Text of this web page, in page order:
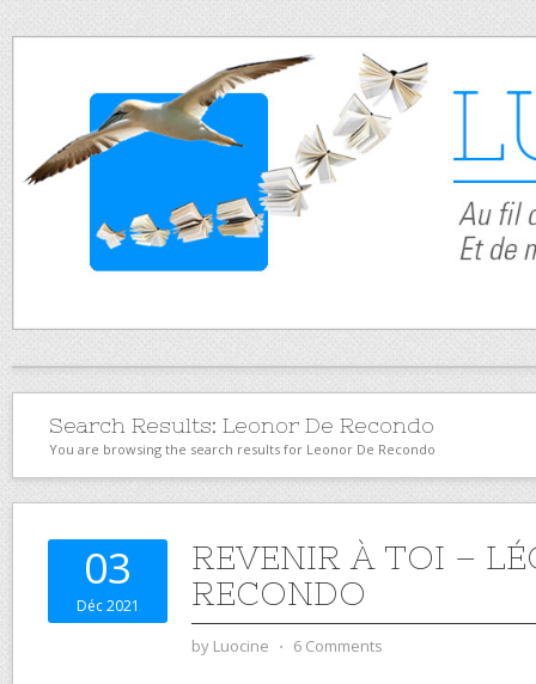
Search Results: Leonor De Recondo
You are browsing the search results for Leonor De Recondo
03
Déc 2021
REVENIR À TOI –
RECONDO
by Luocine ⋅ 6 Comments